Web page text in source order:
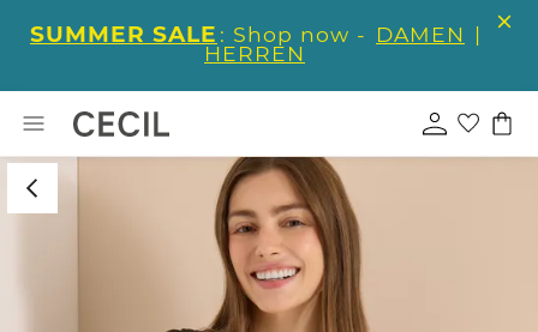
SUMMER SALE : Shop now - DAMEN |
HERREN